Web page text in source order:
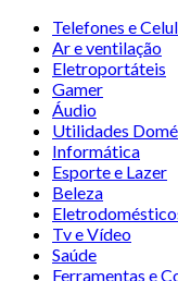
Telefones e
Ar e ventilação
Eletroportáteis
Gamer
Áudio
Utilidades
Informática
Esporte e Lazer
Beleza
Tv e Vídeo
Saúde
Ferramentas e